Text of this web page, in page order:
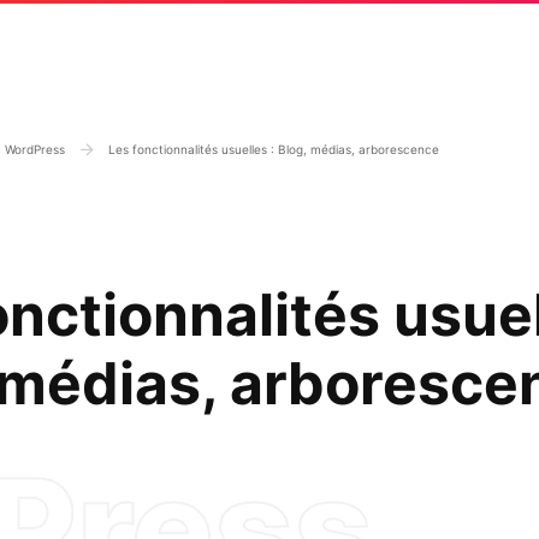
WordPress Les fonctionnalités usuelles : Blog, médias, arborescence